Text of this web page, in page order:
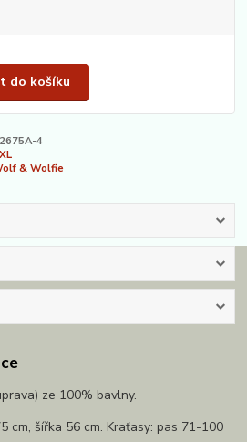
do košíku
4
& Wolfie
ze 100% bavlny.
šířka 56 cm. Kraťasy: pas 71-100